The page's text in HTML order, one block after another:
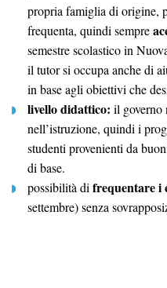
propria famiglia di origine,
frequenta, quindi sempre
semestre scolastico in
il tutor si occupa anche di
in base agli obiettivi che
livello didattico: il governo
nell’istruzione, quindi i
studenti provenienti da
di base.
possibilità di frequentare i
settembre) senza